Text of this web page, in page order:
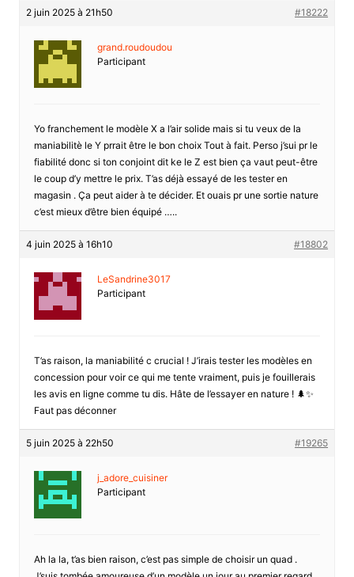
2 juin 2025 à 21h50 #18222
grand.roudoudou
Participant
Yo franchement le modèle X a l’air solide mais si tu veux de la
maniabilitè le Y prrait être le bon choix Tout à fait. Perso j’sui pr le
fiabilité donc si ton conjoint dit ke le Z est bien ça vaut peut-être
le coup d’y mettre le prix. T’as déjà essayé de les tester en
magasin . Ça peut aider à te décider. Et ouais pr une sortie nature
c’est mieux d’être bien équipé …..
4 juin 2025 à 16h10 #18802
LeSandrine3017
Participant
T’as raison, la maniabilité c crucial ! J’irais tester les modèles en
concession pour voir ce qui me tente vraiment, puis je fouillerais
les avis en ligne comme tu dis. Hâte de l’essayer en nature ! 🌲✨
Faut pas déconner
5 juin 2025 à 22h50 #19265
j_adore_cuisiner
Participant
Ah la la, t’as bien raison, c’est pas simple de choisir un quad .